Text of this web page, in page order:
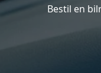
Bestil en